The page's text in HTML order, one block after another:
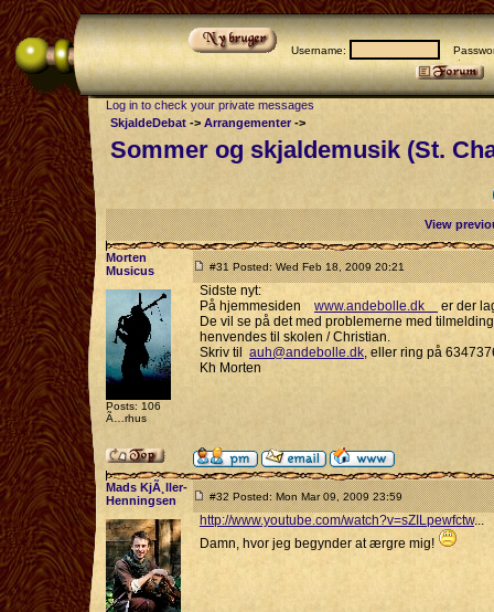
Username:
Log in to check your private messages
SkjaldeDebat -> Arrangementer->
Sommer og skjaldemusik (St.
View
Morten
Musicus
Posts: 106
Ã…rhus
#31 Posted: Wed Feb 18, 2009 20:21
Sidste nyt:
På hjemmesiden www.andebolle.dk
er der
De vil se på det med problemerne med
henvendes til skolen / Christian.
Skriv til auh@andebolle.dk, eller ring på
Kh Morten
Mads KjÃ¸ller-
Henningsen
#32 Posted: Mon Mar 09, 2009 23:59
http://www.youtube.com/watch?v=sZILpewfctw...
Damn, hvor jeg begynder at ærgre mig!